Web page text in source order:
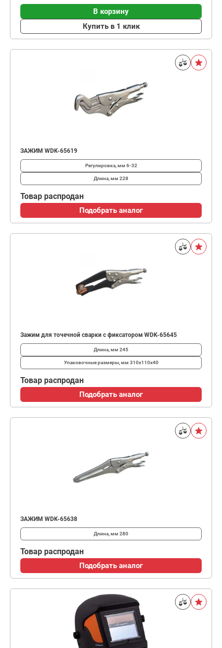
В корзину
Купить в 1 клик
ЗАЖИМ WDK-65619
Регулировка, мм 6-32
Длина, мм 228
Товар распродан
Подобрать аналог
Зажим для точечной сварки с фиксатором WDK-65645
Длина, мм 245
Упаковочные размеры, мм 310х110х40
Товар распродан
Подобрать аналог
ЗАЖИМ WDK-65638
Длина, мм 280
Товар распродан
Подобрать аналог